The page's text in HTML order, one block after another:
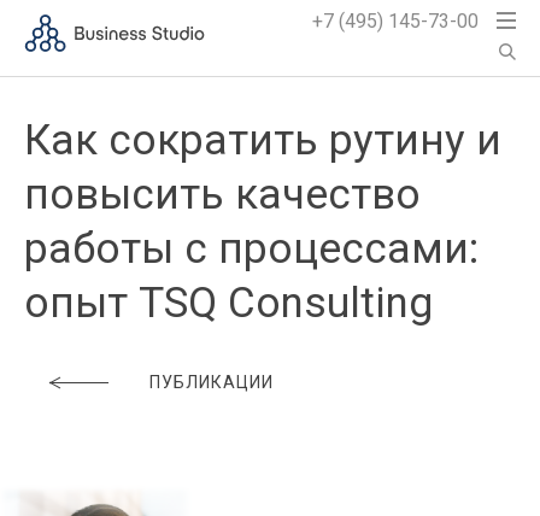
+7 (495) 145-73-00
Как сократить рутину и
повысить качество
работы с процессами:
опыт TSQ Consulting
ПУБЛИКАЦИИ